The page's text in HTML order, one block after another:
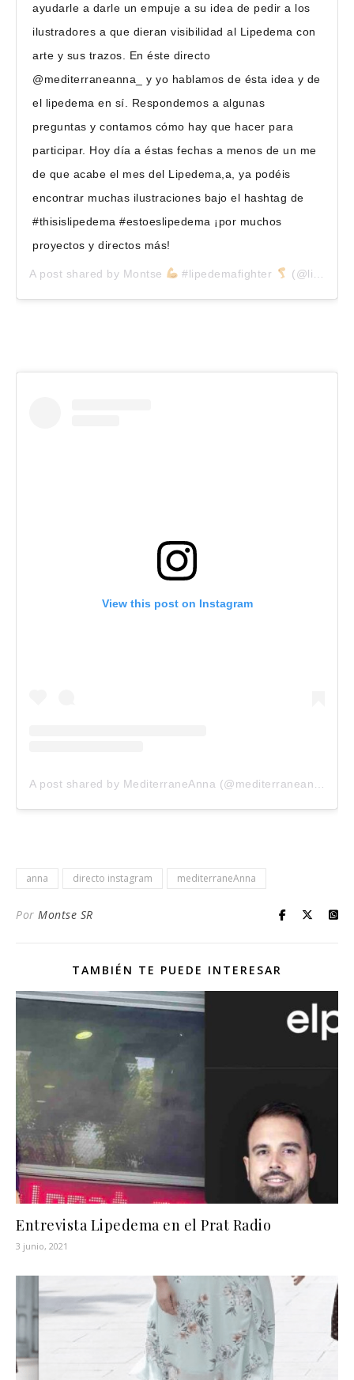
ayudarle a darle un empuje a su idea de pedir a los
ilustradores a que dieran visibilidad al Lipedema con
arte y sus trazos. En éste directo
@mediterraneanna_ y yo hablamos de ésta idea y de
el lipedema en sí. Respondemos a algunas
preguntas y contamos cómo hay que hacer para
participar. Hoy día a éstas fechas a menos de un me
de que acabe el mes del Lipedema,a, ya podéis
encontrar muchas ilustraciones bajo el hashtag de
#thisislipedema #estoeslipedema ¡por muchos
proyectos y directos más!
A post shared by Montse #lipedemafighter (@lipedemadiary) on
View this post on Instagram
anna directo instagram mediterraneAnna
Por Montse SR
TAMBIÉN TE PUEDE INTERESAR
Entrevista Lipedema en el Prat Radio
3 junio, 2021